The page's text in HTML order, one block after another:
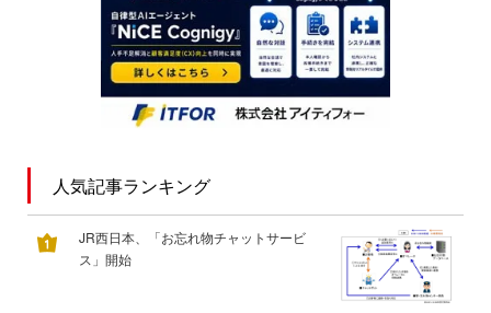
人気記事ランキング
JR西日本、「お忘れ物チャットサービ
ス」開始